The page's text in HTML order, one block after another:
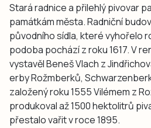
Stará radnice a přilehlý pivovar
památkám města. Radniční
původního sídla, které vyhořelo
podoba pochází z roku 1617. V
vystavěl Beneš Vlach z
erby Rožmberků,
založený roku 1555 Vilémem z
produkoval až 1500 hektolitrů
přestalo vařit v roce 1895.